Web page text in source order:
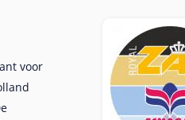
voor